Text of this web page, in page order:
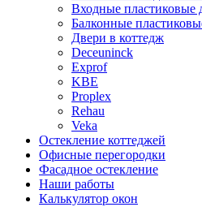
Входные пластиковые
Балконные
Двери в коттедж
Deceuninck
Exprof
KBE
Proplex
Rehau
Veka
Остекление коттеджей
Офисные перегородки
Фасадное остекление
Наши работы
Калькулятор окон